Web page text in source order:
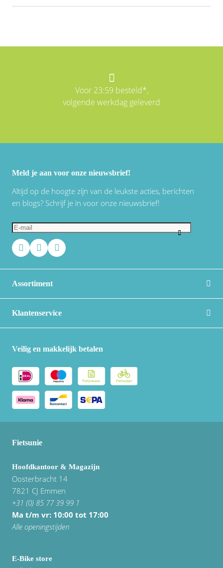
Voor 23:59 besteld*,
volgende werkdag geleverd
Meld je aan voor onze nieuwsbrief!
Altijd op de hoogte zijn van de leukste acties, berichten
en blogs? Schrijf je in voor onze nieuwsbrief!
Assortiment
Klantenservice
Veilig en makkelijk betalen
Fietsunie
Hoofdkantoor & Magazijn
Oosterbracht 14
7821 CJ Emmen
+31 (0) 85 77 39 99 1
Ma t/m vr: 10:00 tot 17:00
Alle openingstijden
E-Bike store